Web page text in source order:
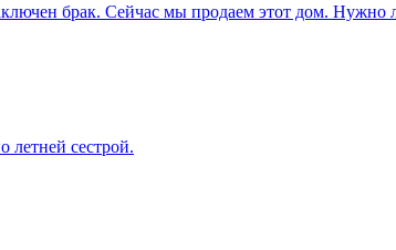
брак. Сейчас мы продаем этот дом. Нужно
летней сестрой.